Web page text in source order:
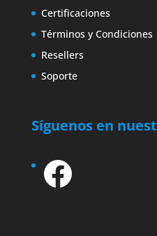
Certificaciones
Términos y Condiciones
Resellers
Soporte
Síguenos en